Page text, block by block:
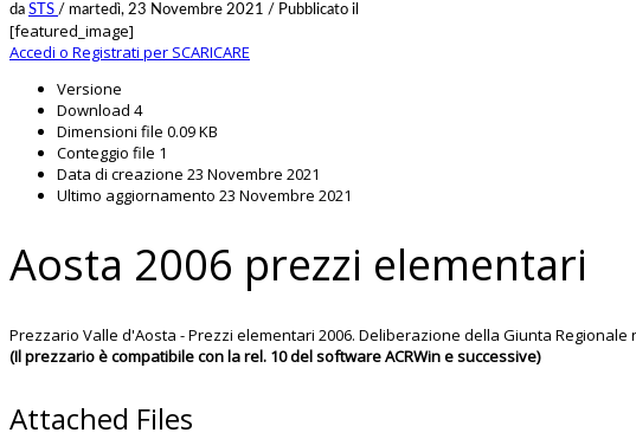
da STS / martedì, 23 Novembre 2021 / Pubblicato il
[featured_image]
Accedi o Registrati per SCARICARE
Versione
Download 4
Dimensioni file 0.09 KB
Conteggio file 1
Data di creazione 23 Novembre 2021
Ultimo aggiornamento 23 Novembre 2021
Aosta 2006 prezzi elementari
Prezzario Valle d'Aosta - Prezzi elementari 2006. Deliberazione della Giunta
(Il prezzario è compatibile con la rel. 10 del software ACRWin e successive)
Attached Files